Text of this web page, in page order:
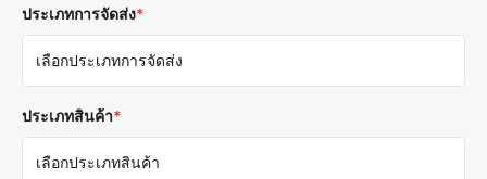
ประเภทการจัดส่ง*
ประเภทสินค้า*